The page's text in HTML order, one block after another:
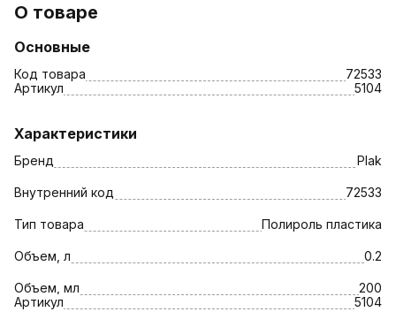
О товаре
Основные
Код товара
72533
Артикул
5104
Характеристики
Бренд Plak
Внутренний код 72533
Тип товара Полироль пластика
Объем, л 0.2
Объем, мл
200
Артикул
5104